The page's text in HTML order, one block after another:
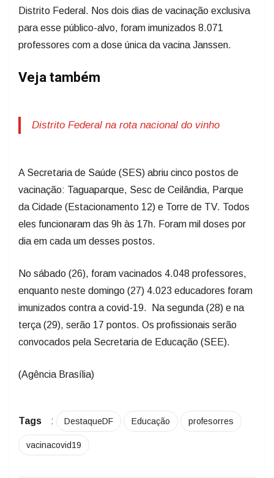
Distrito Federal. Nos dois dias de vacinação exclusiva
para esse público-alvo, foram imunizados 8.071
professores com a dose única da vacina Janssen.
Veja também
Distrito Federal na rota nacional do vinho
A Secretaria de Saúde (SES) abriu cinco postos de
vacinação: Taguaparque, Sesc de Ceilândia, Parque
da Cidade (Estacionamento 12) e Torre de TV. Todos
eles funcionaram das 9h às 17h. Foram mil doses por
dia em cada um desses postos.
No sábado (26), foram vacinados 4.048 professores,
enquanto neste domingo (27) 4.023 educadores foram
imunizados contra a covid-19. Na segunda (28) e na
terça (29), serão 17 pontos. Os profissionais serão
convocados pela Secretaria de Educação (SEE).
(Agência Brasília)
Tags : DestaqueDF Educação profesorres
vacinacovid19